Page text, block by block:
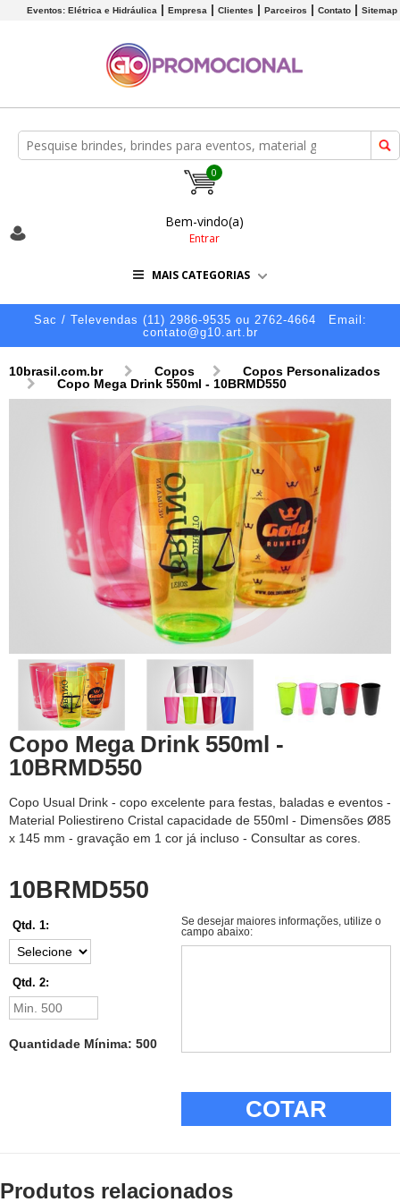
Eventos: Elétrica e Hidráulica Empresa Clientes Parceiros Contato Sitemap
0
Bem-vindo(a)
Entrar
MAIS CATEGORIAS
Sac / Televendas (11) 2986-9535 ou 2762-4664
Email:
contato@g10.art.br
10brasil.com.br Copos
Copos Personalizados
Copo Mega Drink 550ml - 10BRMD550
Copo Mega Drink 550ml -
10BRMD550
Copo Usual Drink - copo excelente para festas, baladas e eventos -
Material Poliestireno Cristal capacidade de 550ml - Dimensões Ø85
x 145 mm - gravação em 1 cor já incluso - Consultar as cores.
10BRMD550
Qtd. 1:
Qtd. 2:
Quantidade Mínima: 500
Se desejar maiores informações, utilize o
campo abaixo:
COTAR
Produtos relacionados